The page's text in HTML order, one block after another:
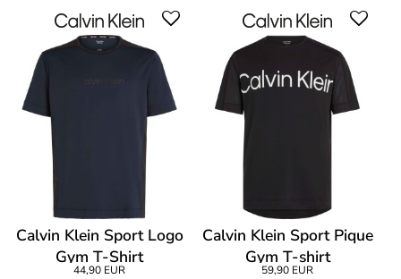
Calvin Klein Sport Logo
Gym T-Shirt
44,90 EUR
Calvin Klein Sport Pique
Gym T-shirt
59,90 EUR